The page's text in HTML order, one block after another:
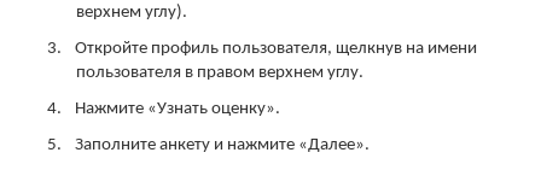
верхнем углу).
3.​
Откройте профиль пользователя, щелкнув на имени
пользователя в правом верхнем углу.
4.​
Нажмите «Узнать оценку».
5.​
Заполните анкету и нажмите «Далее».